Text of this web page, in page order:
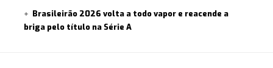
Brasileirão 2026 volta a todo vapor e reacende a
briga pelo título na Série A